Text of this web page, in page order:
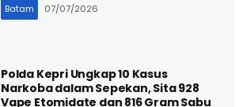
Batam 07/07/2026
Polda Kepri Ungkap 10 Kasus
Narkoba dalam Sepekan, Sita 928
Vape Etomidate dan 816 Gram Sabu